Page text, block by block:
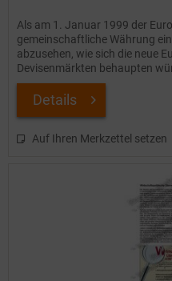
Als am 1. Januar 1999 der
gemeinschaftliche Währung
abzusehen, wie sich die neue
Devisenmärkten behaupten
Entwicklung...
Details
Auf Ihren Merkzettel setzen